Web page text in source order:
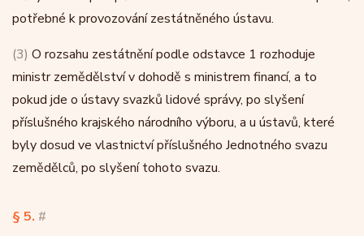
potřebné k provozování zestátněného ústavu.
(3) O rozsahu zestátnění podle odstavce 1 rozhoduje
ministr zemědělství v dohodě s ministrem financí, a to
pokud jde o ústavy svazků lidové správy, po slyšení
příslušného krajského národního výboru, a u ústavů, které
byly dosud ve vlastnictví příslušného Jednotného svazu
zemědělců, po slyšení tohoto svazu.
§ 5. #